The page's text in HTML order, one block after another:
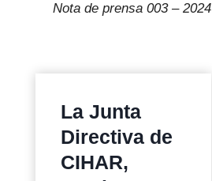
Nota de prensa 003 – 2024
La Junta
Directiva de
CIHAR,